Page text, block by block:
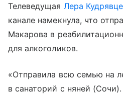
Телеведущая Лера
канале намекнула, что
Макарова в
для алкоголиков.
«Отправила всю семью на
в санаторий с няней